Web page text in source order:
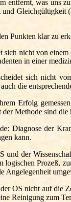
entfernt, was uns
Gleichgültigkeit
Punkten klar zu
sich nicht von
in einer
sich nicht
die
Erfolg
Methode sind
der
kann.
der
Prozeß,
Angelegenheit
OS nicht auf die
Reinigung zum